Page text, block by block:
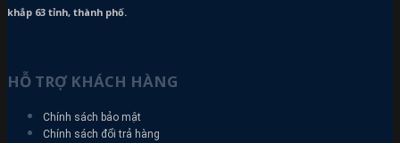
khắp 63 tỉnh, thành phố.
HỖ TRỢ KHÁCH HÀNG
Chính sách bảo mật
Chính sách đổi trả hàng